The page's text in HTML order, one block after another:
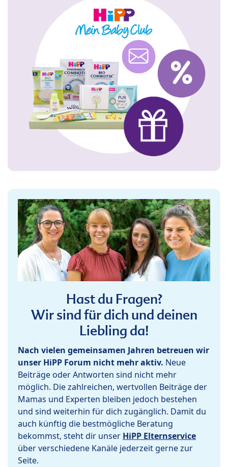
Hast du Fragen?
Wir sind für dich und deinen
Liebling da!
Nach vielen gemeinsamen Jahren betreuen wir
unser HiPP Forum nicht mehr aktiv. Neue
Beiträge oder Antworten sind nicht mehr
möglich. Die zahlreichen, wertvollen Beiträge der
Mamas und Experten bleiben jedoch bestehen
und sind weiterhin für dich zugänglich. Damit du
auch künftig die bestmögliche Beratung
bekommst, steht dir unser HiPP Elternservice
über verschiedene Kanäle jederzeit gerne zur
Seite.